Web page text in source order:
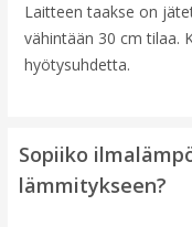
Laitteen taakse on
vähintään 30 cm tilaa.
hyötysuhdetta.
Sopiiko
lämmitykseen?